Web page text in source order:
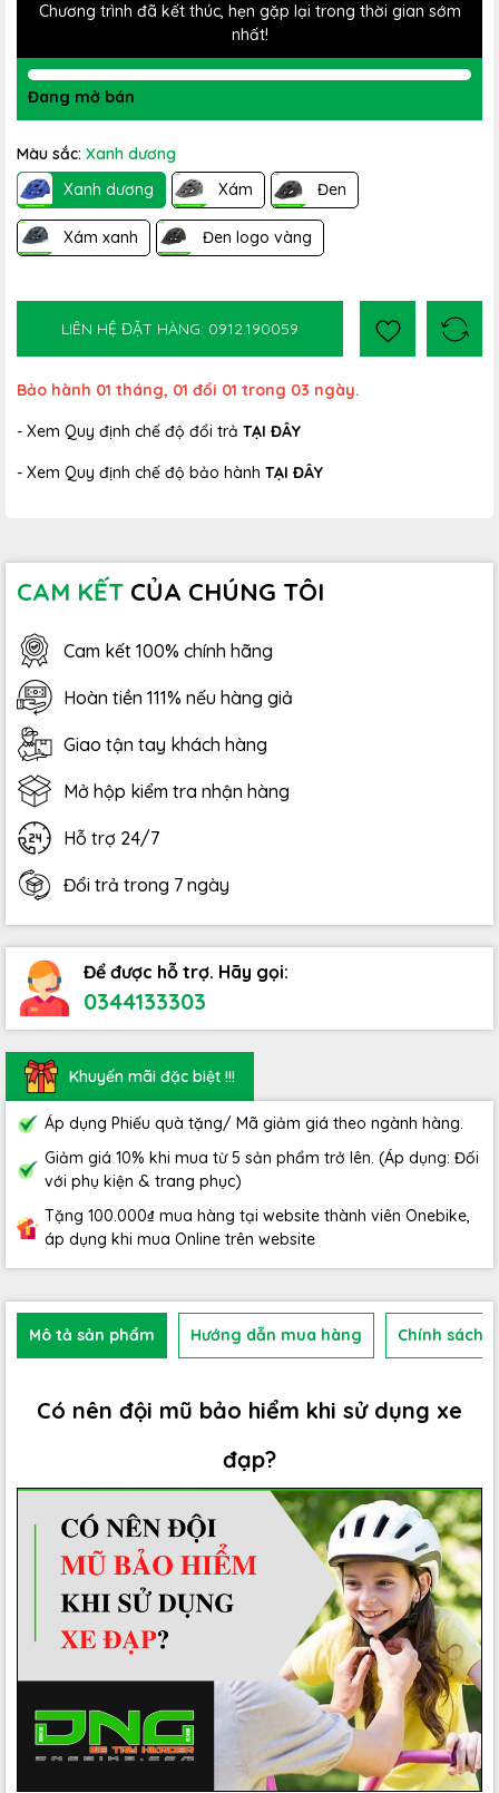
Chương trình đã kết thúc, hẹn gặp lại trong thời gian sớm
nhất!
Đang mở bán
Màu sắc: Xanh dương
Xanh dương
Xám Đen
Xám xanh Đen logo vàng
LIÊN HỆ ĐẶT HÀNG: 0912.190059
Bảo hành 01 tháng, 01 đổi 01 trong 03 ngày.
- Xem Quy định chế độ đổi trả TẠI ĐÂY
- Xem Quy định chế độ bảo hành TẠI ĐÂY
CAM KẾT CỦA CHÚNG TÔI
Cam kết 100% chính hãng
Hoàn tiền 111% nếu hàng giả
Giao tận tay khách hàng
Mở hộp kiểm tra nhận hàng
Hỗ trợ 24/7
Đổi trả trong 7 ngày
Để được hỗ trợ. Hãy gọi:
0344133303
Khuyến mãi đặc biệt !!!
Áp dụng Phiếu quà tặng/ Mã giảm giá theo ngành hàng.
Giảm giá 10% khi mua từ 5 sản phẩm trở lên. (Áp dụng: Đối
với phụ kiện & trang phục)
Tặng 100.000₫ mua hàng tại website thành viên Onebike,
áp dụng khi mua Online trên website
Mô tả sản phẩm Hướng dẫn mua hàng Chính sách
Có nên đội mũ bảo hiểm khi sử dụng xe
đạp?